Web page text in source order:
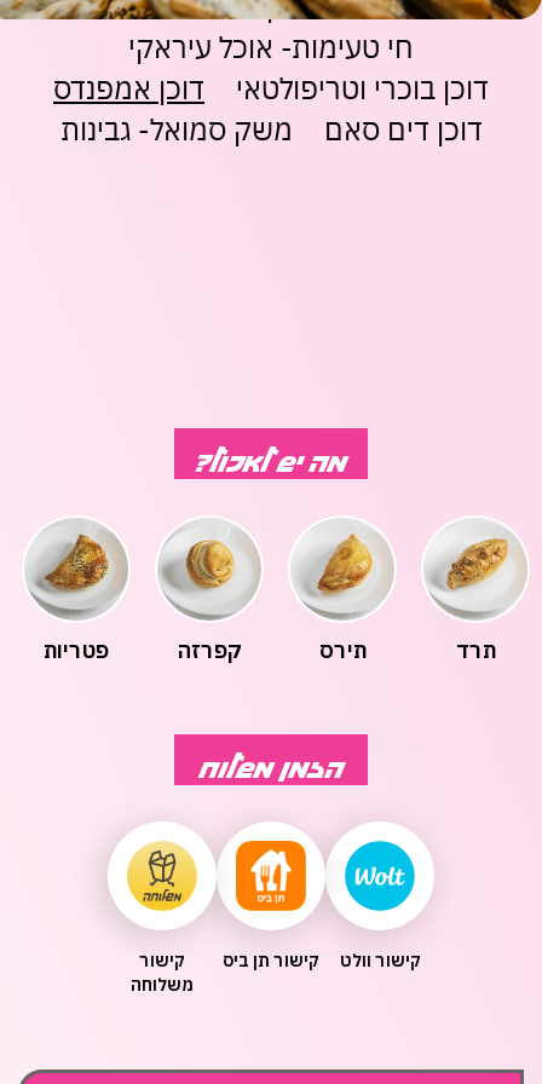
ופנטזיהאביזרים
ופנאי
חנויות
בלעדיות
בסנטר
שונות
משתמש חדש/אורח
משתמש חדש/אורח
להרשמה
חי טעימות- אוכל עיראקי
דוכן בוכרי וטריפולטאי
דוכן אמפנדס
דוכן דים סאם
משק סמואל- גבינות
מה יש לאכול?
פטריות קפרזה תירס תרד
הזמן משלוח
קישור וולט קישור תן ביס
קישור
משלוחה